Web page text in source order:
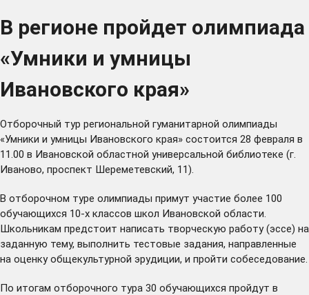
В регионе пройдет олимпиада
«Умники и умницы
Ивановского края»
Отборочный тур региональной гуманитарной олимпиады
«Умники и умницы Ивановского края» состоится 28 февраля в
11.00 в Ивановской областной универсальной библиотеке (г.
Иваново, проспект Шереметевский, 11).
В отборочном туре олимпиады примут участие более 100
обучающихся 10-х классов школ Ивановской области.
Школьникам предстоит написать творческую работу (эссе) на
заданную тему, выполнить тестовые задания, направленные
на оценку общекультурной эрудиции, и пройти собеседование.
По итогам отборочного тура 30 обучающихся пройдут в